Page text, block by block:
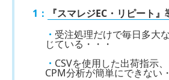
1：
『スマレジEC・リピート
・ 受注処理だけで毎日多大
じている・・・
・ CSVを使用した出荷指示、
CPM分析が簡単にできない